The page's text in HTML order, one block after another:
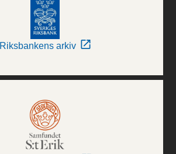
Riksbankens arkiv